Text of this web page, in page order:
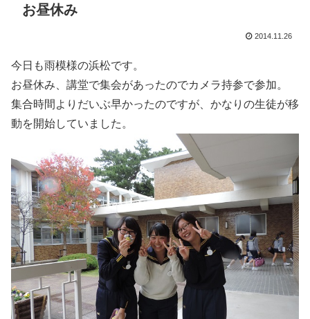
お昼休み
2014.11.26
今日も雨模様の浜松です。
お昼休み、講堂で集会があったのでカメラ持参で参加。
集合時間よりだいぶ早かったのですが、かなりの生徒が移
動を開始していました。